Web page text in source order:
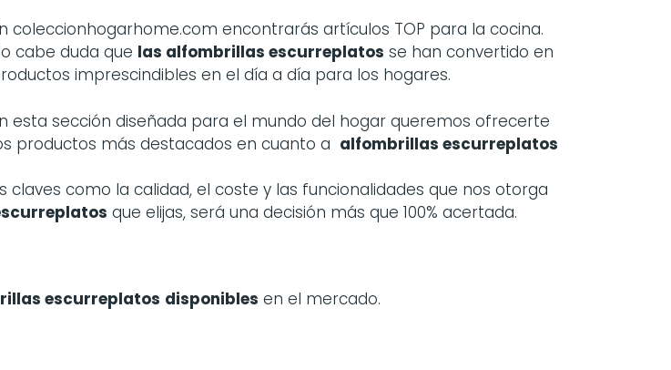
coleccionhogarhome.com encontrarás artículos TOP para la cocina.
cabe duda que las alfombrillas escurreplatos se han convertido en
imprescindibles en el día a día para los hogares.
esta sección diseñada para el mundo del hogar queremos ofrecerte
productos más destacados en cuanto a alfombrillas escurreplatos
como la calidad, el coste y las funcionalidades que nos otorga
que elijas, será una decisión más que 100% acertada.
escurreplatos disponibles en el mercado.